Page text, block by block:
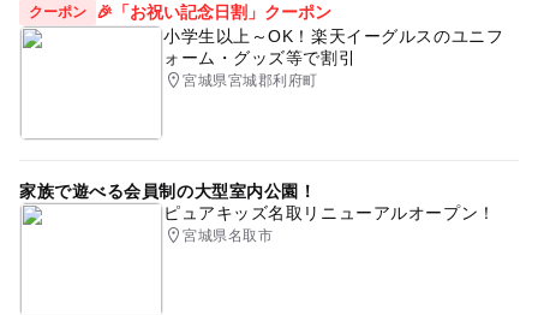
クーポン
🎉「お祝い記念日割」クーポン
小学生以上～OK！楽天イーグルスのユニフ
ォーム・グッズ等で割引
宮城県宮城郡利府町
家族で遊べる会員制の大型室内公園！
ピュアキッズ名取リニューアルオープン！
宮城県名取市